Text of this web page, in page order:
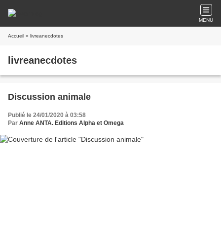
MENU
Accueil » livreanecdotes
livreanecdotes
Discussion animale
Publié le 24/01/2020 à 03:58
Par Anne ANTA. Editions Alpha et Omega